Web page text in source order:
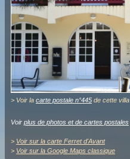
> Voir la carte postale n°445 de cette villa
Voir plus de photos et de cartes postales
> Voir sur la carte Ferret d'Avant
> Voir sur la Google Maps classique